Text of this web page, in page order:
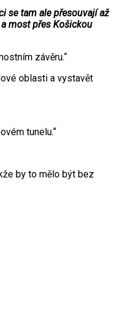
se tam ale přesouvají až
most přes Košickou
závěru.“
oblasti a vystavět
tunelu.“
by to mělo být bez